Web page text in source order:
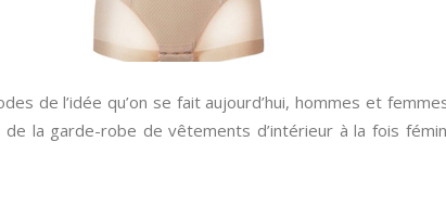
de l’idée qu’on se fait aujourd’hui, hommes et
la garde-robe de vêtements d’intérieur à la fois